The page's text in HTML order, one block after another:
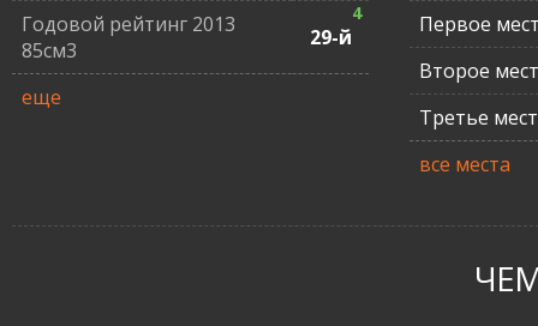
Годовой рейтинг 2013
85см3
29-й
4
еще
Первое
Второе
Третье
все места